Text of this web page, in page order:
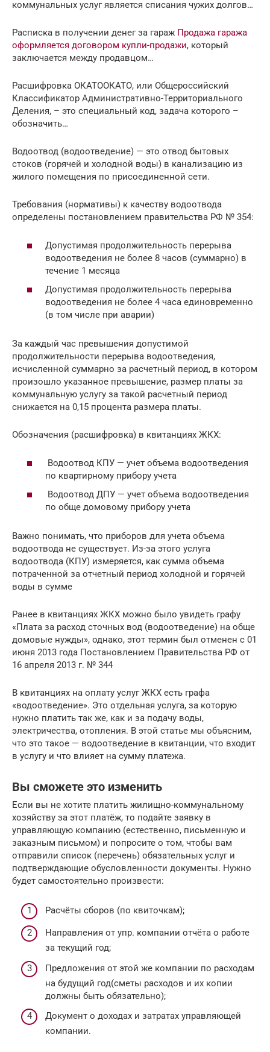
коммунальных услуг является списания чужих долгов…
Расписка в получении денег за гараж Продажа гаража
оформляется договором купли-продажи, который
заключается между продавцом…
Расшифровка ОКАТООКАТО, или Общероссийский
Классификатор Административно-Территориального
Деления, – это специальный код, задача которого –
обозначить…
Водоотвод (водоотведение) — это отвод бытовых
стоков (горячей и холодной воды) в канализацию из
жилого помещения по присоединенной сети.
Требования (нормативы) к качеству водоотвода
определены постановлением правительства РФ № 354:
Допустимая продолжительность перерыва
водоотведения не более 8 часов (суммарно) в
течение 1 месяца
Допустимая продолжительность перерыва
водоотведения не более 4 часа единовременно
(в том числе при аварии)
За каждый час превышения допустимой
продолжительности перерыва водоотведения,
исчисленной суммарно за расчетный период, в котором
произошло указанное превышение, размер платы за
коммунальную услугу за такой расчетный период
снижается на 0,15 процента размера платы.
Обозначения (расшифровка) в квитанциях ЖКХ:
Водоотвод КПУ — учет объема водоотведения
по квартирному прибору учета
Водоотвод ДПУ — учет объема водоотведения
по обще домовому прибору учета
Важно понимать, что приборов для учета объема
водоотвода не существует. Из-за этого услуга
водоотвода (КПУ) измеряется, как сумма объема
потраченной за отчетный период холодной и горячей
воды в сумме
Ранее в квитанциях ЖКХ можно было увидеть графу
«Плата за расход сточных вод (водоотведение) на обще
домовые нужды», однако, этот термин был отменен с 01
июня 2013 года Постановлением Правительства РФ от
16 апреля 2013 г. № 344
В квитанциях на оплату услуг ЖКХ есть графа
«водоотведение». Это отдельная услуга, за которую
нужно платить так же, как и за подачу воды,
электричества, отопления. В этой статье мы объясним,
что это такое — водоотведение в квитанции, что входит
в услугу и что влияет на сумму платежа.
Вы сможете это изменить
Если вы не хотите платить жилищно-коммунальному
хозяйству за этот платёж, то подайте заявку в
управляющую компанию (естественно, письменную и
заказным письмом) и попросите о том, чтобы вам
отправили список (перечень) обязательных услуг и
подтверждающие обусловленности документы. Нужно
будет самостоятельно произвести:
Расчёты сборов (по квиточкам);
Направления от упр. компании отчёта о работе
за текущий год;
Предложения от этой же компании по расходам
на будущий год(сметы расходов и их копии
должны быть обязательно);
Документ о доходах и затратах управляющей
компании.